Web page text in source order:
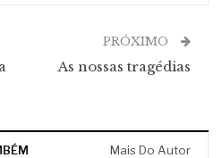
PRÓXIMO
As nossas tragédias
Mais Do Autor